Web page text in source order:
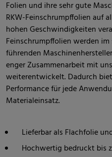
Folien und ihre sehr gute
RKW-Feinschrumpffolien auf
hohen Geschwindigkeiten
Feinschrumpffolien werden
führenden
enger Zusammenarbeit mit
weiterentwickelt. Dadurch
Performance für jede
Materialeinsatz.
Lieferbar als Flachfolie
Hochwertig bedruckt bis